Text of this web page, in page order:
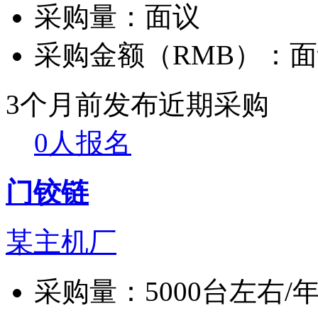
采购量： 面议
采购金额（RMB）：
3个月前发布近期采购
0人报名
门铰链
某主机厂
采购量： 5000台左右/